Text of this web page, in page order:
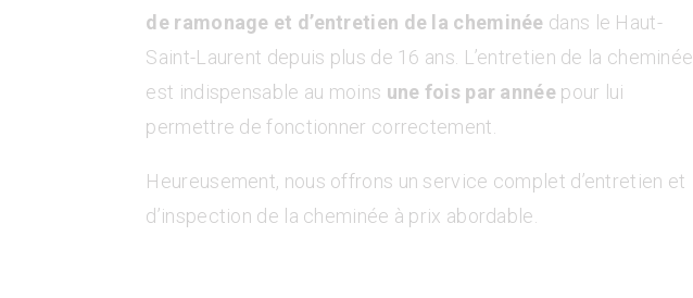
de ramonage et d’entretien de la cheminée dans le Haut-
Saint-Laurent depuis plus de 16 ans. L’entretien de la cheminée
est indispensable au moins une fois par annéepour lui
permettre de fonctionner correctement.
Heureusement, nous offrons un service complet d’entretien et
d’inspection de la cheminée à prix abordable.